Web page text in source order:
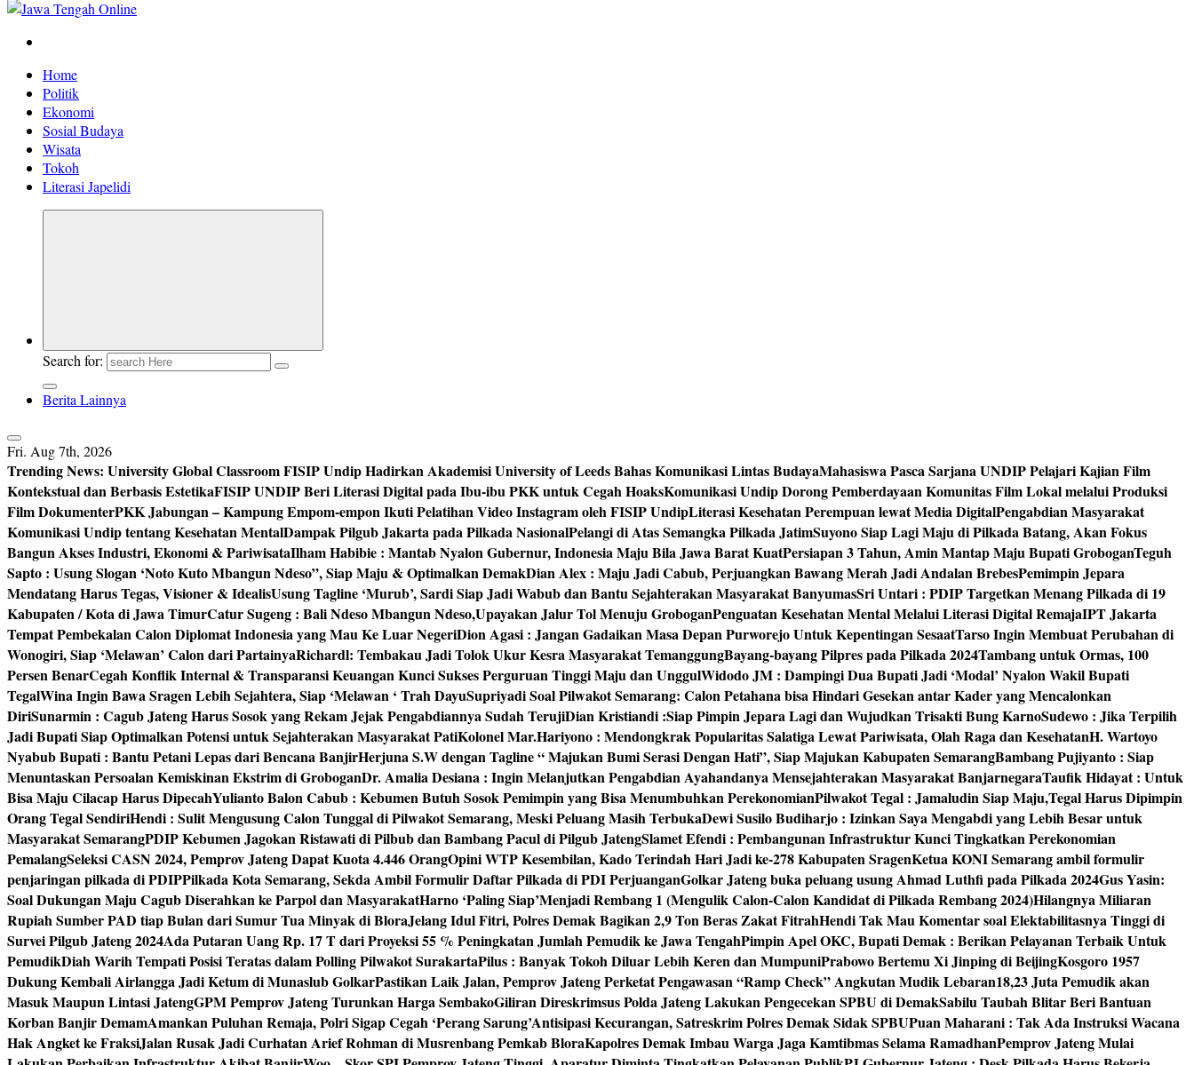
Berita Jawa Tengah Terbaru dan Terkini
Home
Politik
Ekonomi
Sosial Budaya
Wisata
Tokoh
Literasi Japelidi
Search for:
Berita Lainnya
Fri. Aug 7th, 2026
Trending News: University Global Classroom FISIP Undip Hadirkan Akademisi University of Leeds Bahas Komunikasi Lintas BudayaMahasiswa Pasca Sarjana UNDIP Pelajari Kajian Film
Kontekstual dan Berbasis EstetikaFISIP UNDIP Beri Literasi Digital pada Ibu-ibu PKK untuk Cegah HoaksKomunikasi Undip Dorong Pemberdayaan Komunitas Film Lokal melalui Produksi
Film DokumenterPKK Jabungan – Kampung Empom-empon Ikuti Pelatihan Video Instagram oleh FISIP UndipLiterasi Kesehatan Perempuan lewat Media DigitalPengabdian Masyarakat
Komunikasi Undip tentang Kesehatan MentalDampak Pilgub Jakarta pada Pilkada NasionalPelangi di Atas Semangka Pilkada JatimSuyono Siap Lagi Maju di Pilkada Batang, Akan Fokus
Bangun Akses Industri, Ekonomi & PariwisataIlham Habibie : Mantab Nyalon Gubernur, Indonesia Maju Bila Jawa Barat KuatPersiapan 3 Tahun, Amin Mantap Maju Bupati GroboganTeguh
Sapto : Usung Slogan ‘Noto Kuto Mbangun Ndeso”, Siap Maju & Optimalkan DemakDian Alex : Maju Jadi Cabub, Perjuangkan Bawang Merah Jadi Andalan BrebesPemimpin Jepara
Mendatang Harus Tegas, Visioner & IdealisUsung Tagline ‘Murub’, Sardi Siap Jadi Wabub dan Bantu Sejahterakan Masyarakat BanyumasSri Untari : PDIP Targetkan Menang Pilkada di 19
Kabupaten / Kota di Jawa TimurCatur Sugeng : Bali Ndeso Mbangun Ndeso,Upayakan Jalur Tol Menuju GroboganPenguatan Kesehatan Mental Melalui Literasi Digital RemajaIPT Jakarta
Tempat Pembekalan Calon Diplomat Indonesia yang Mau Ke Luar NegeriDion Agasi : Jangan Gadaikan Masa Depan Purworejo Untuk Kepentingan SesaatTarso Ingin Membuat Perubahan di
Wonogiri, Siap ‘Melawan’ Calon dari PartainyaRichardl: Tembakau Jadi Tolok Ukur Kesra Masyarakat TemanggungBayang-bayang Pilpres pada Pilkada 2024Tambang untuk Ormas, 100
Persen BenarCegah Konflik Internal & Transparansi Keuangan Kunci Sukses Perguruan Tinggi Maju dan UnggulWidodo JM : Dampingi Dua Bupati Jadi ‘Modal’ Nyalon Wakil Bupati
TegalWina Ingin Bawa Sragen Lebih Sejahtera, Siap ‘Melawan ‘ Trah DayuSupriyadi Soal Pilwakot Semarang: Calon Petahana bisa Hindari Gesekan antar Kader yang Mencalonkan
DiriSunarmin : Cagub Jateng Harus Sosok yang Rekam Jejak Pengabdiannya Sudah TerujiDian Kristiandi :Siap Pimpin Jepara Lagi dan Wujudkan Trisakti Bung KarnoSudewo : Jika Terpilih
Jadi Bupati Siap Optimalkan Potensi untuk Sejahterakan Masyarakat PatiKolonel Mar.Hariyono : Mendongkrak Popularitas Salatiga Lewat Pariwisata, Olah Raga dan KesehatanH. Wartoyo
Nyabub Bupati : Bantu Petani Lepas dari Bencana BanjirHerjuna S.W dengan Tagline “ Majukan Bumi Serasi Dengan Hati”, Siap Majukan Kabupaten SemarangBambang Pujiyanto : Siap
Menuntaskan Persoalan Kemiskinan Ekstrim di GroboganDr. Amalia Desiana : Ingin Melanjutkan Pengabdian Ayahandanya Mensejahterakan Masyarakat BanjarnegaraTaufik Hidayat : Untuk
Bisa Maju Cilacap Harus DipecahYulianto Balon Cabub : Kebumen Butuh Sosok Pemimpin yang Bisa Menumbuhkan PerekonomianPilwakot Tegal : Jamaludin Siap Maju,Tegal Harus Dipimpin
Orang Tegal SendiriHendi : Sulit Mengusung Calon Tunggal di Pilwakot Semarang, Meski Peluang Masih TerbukaDewi Susilo Budiharjo : Izinkan Saya Mengabdi yang Lebih Besar untuk
Masyarakat SemarangPDIP Kebumen Jagokan Ristawati di Pilbub dan Bambang Pacul di Pilgub JatengSlamet Efendi : Pembangunan Infrastruktur Kunci Tingkatkan Perekonomian
PemalangSeleksi CASN 2024, Pemprov Jateng Dapat Kuota 4.446 OrangOpini WTP Kesembilan, Kado Terindah Hari Jadi ke-278 Kabupaten SragenKetua KONI Semarang ambil formulir
penjaringan pilkada di PDIPPilkada Kota Semarang, Sekda Ambil Formulir Daftar Pilkada di PDI PerjuanganGolkar Jateng buka peluang usung Ahmad Luthfi pada Pilkada 2024Gus Yasin:
Soal Dukungan Maju Cagub Diserahkan ke Parpol dan MasyarakatHarno ‘Paling Siap’Menjadi Rembang 1 (Mengulik Calon-Calon Kandidat di Pilkada Rembang 2024)Hilangnya Miliaran
Rupiah Sumber PAD tiap Bulan dari Sumur Tua Minyak di BloraJelang Idul Fitri, Polres Demak Bagikan 2,9 Ton Beras Zakat FitrahHendi Tak Mau Komentar soal Elektabilitasnya Tinggi di
Survei Pilgub Jateng 2024Ada Putaran Uang Rp. 17 T dari Proyeksi 55 % Peningkatan Jumlah Pemudik ke Jawa TengahPimpin Apel OKC, Bupati Demak : Berikan Pelayanan Terbaik Untuk
PemudikDiah Warih Tempati Posisi Teratas dalam Polling Pilwakot SurakartaPilus : Banyak Tokoh Diluar Lebih Keren dan MumpuniPrabowo Bertemu Xi Jinping di BeijingKosgoro 1957
Dukung Kembali Airlangga Jadi Ketum di Munaslub GolkarPastikan Laik Jalan, Pemprov Jateng Perketat Pengawasan “Ramp Check” Angkutan Mudik Lebaran18,23 Juta Pemudik akan
Masuk Maupun Lintasi JatengGPM Pemprov Jateng Turunkan Harga SembakoGiliran Direskrimsus Polda Jateng Lakukan Pengecekan SPBU di DemakSabilu Taubah Blitar Beri Bantuan
Korban Banjir DemamAmankan Puluhan Remaja, Polri Sigap Cegah ‘Perang Sarung’Antisipasi Kecurangan, Satreskrim Polres Demak Sidak SPBUPuan Maharani : Tak Ada Instruksi Wacana
Hak Angket ke FraksiJalan Rusak Jadi Curhatan Arief Rohman di Musrenbang Pemkab BloraKapolres Demak Imbau Warga Jaga Kamtibmas Selama RamadhanPemprov Jateng Mulai